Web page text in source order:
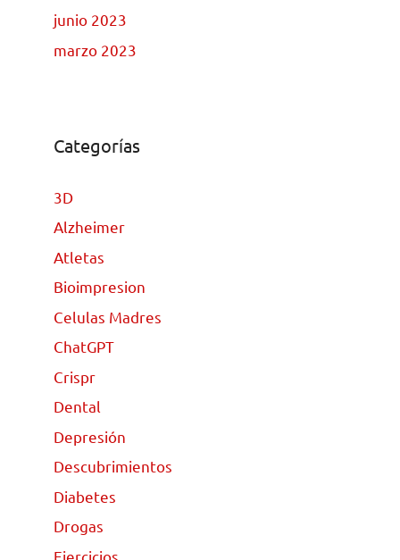
junio 2023
marzo 2023
Categorías
3D
Alzheimer
Atletas
Bioimpresion
Celulas Madres
ChatGPT
Crispr
Dental
Depresión
Descubrimientos
Diabetes
Drogas
Ejercicios